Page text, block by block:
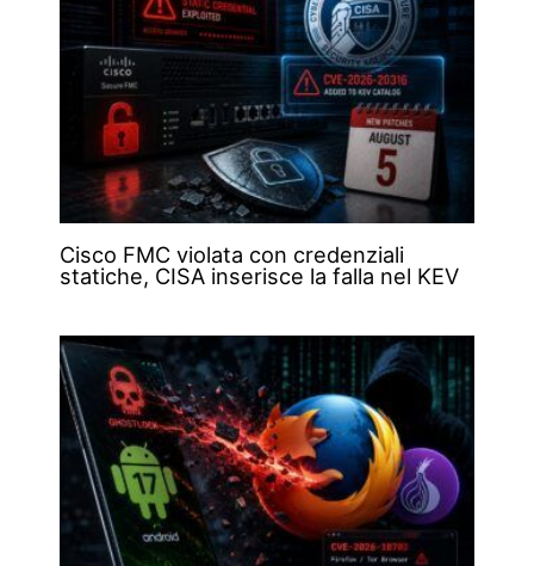
Cisco FMC violata con credenziali
statiche, CISA inserisce la falla nel KEV